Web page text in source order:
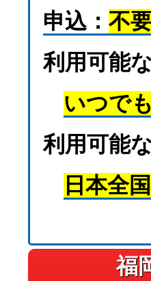
申込：不
利用可能
いつでも
利用可能
日本全国
福